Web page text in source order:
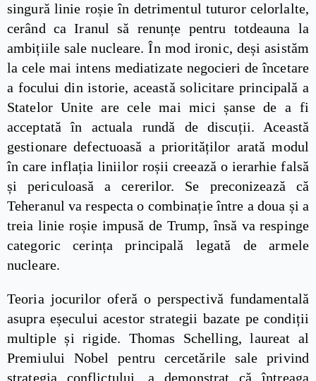
singură linie roșie în detrimentul tuturor celorlalte,
cerând ca Iranul să renunțe pentru totdeauna la
ambițiile sale nucleare. În mod ironic, deși asistăm
la cele mai intens mediatizate negocieri de încetare
a focului din istorie, această solicitare principală a
Statelor Unite are cele mai mici șanse de a fi
acceptată în actuala rundă de discuții. Această
gestionare defectuoasă a priorităților arată modul
în care inflația liniilor roșii creează o ierarhie falsă
și periculoasă a cererilor. Se preconizează că
Teheranul va respecta o combinație între a doua și a
treia linie roșie impusă de Trump, însă va respinge
categoric cerința principală legată de armele
nucleare.
Teoria jocurilor oferă o perspectivă fundamentală
asupra eșecului acestor strategii bazate pe condiții
multiple și rigide. Thomas Schelling, laureat al
Premiului Nobel pentru cercetările sale privind
strategia conflictului, a demonstrat că întreaga